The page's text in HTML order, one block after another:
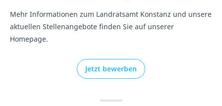
Mehr Informationen zum Landratsamt Konstanz und unsere
aktuellen Stellenangebote finden Sie auf unserer
Homepage.
Jetzt bewerben